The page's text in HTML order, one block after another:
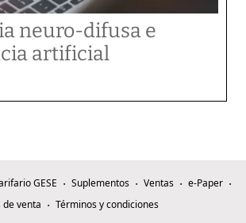
neuro-difusa e
artificial
GESE Suplementos Ventas
e-Paper
de venta
Términos y condiciones